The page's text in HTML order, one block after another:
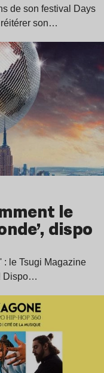
de son festival Days
réitérer son…
le
dispo
: le Tsugi Magazine
Dispo…